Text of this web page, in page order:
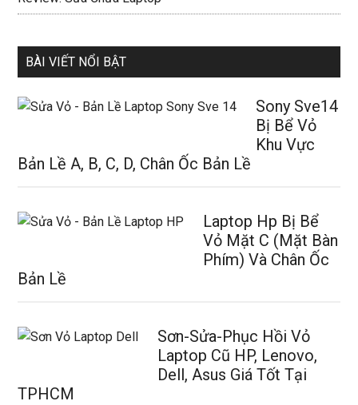
BÀI VIẾT NỔI BẬT
Sony Sve14
Bị Bể Vỏ
Khu Vực
Bản Lề A, B, C, D, Chân Ốc Bản Lề
Laptop Hp Bị Bể
Vỏ Mặt C (Mặt Bàn
Phím) Và Chân Ốc
Bản Lề
Sơn-Sửa-Phục Hồi Vỏ
Laptop Cũ HP, Lenovo,
Dell, Asus Giá Tốt Tại
TPHCM